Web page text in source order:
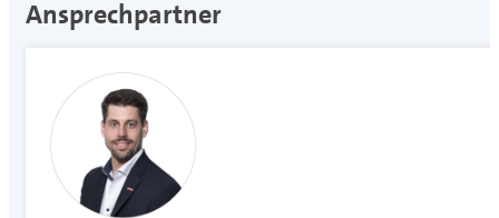
Ansprechpartner